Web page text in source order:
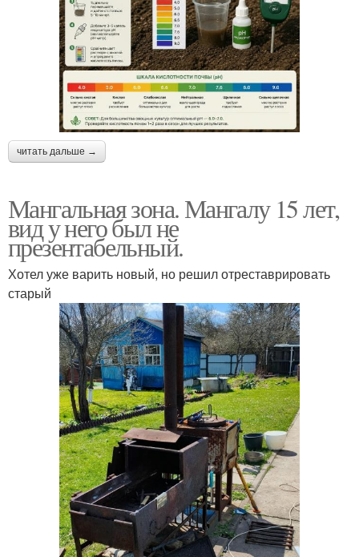
читать дальше →
Мангальная зона. Мангалу 15 лет,
вид у него был не
презентабельный.
Хотел уже варить новый, но решил отреставрировать
старый